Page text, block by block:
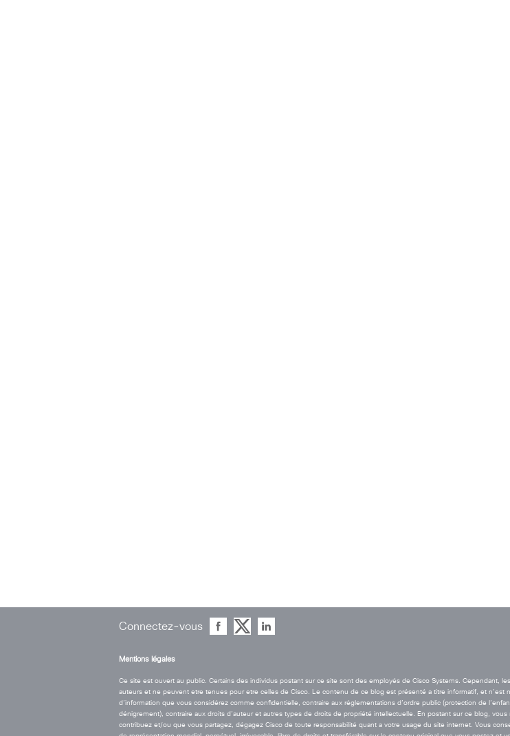
Connectez-vous
Mentions légales
Ce site est ouvert au public. Certains des individus postant sur ce site sont des employés de Cisco Systems. Cependant,
auteurs et ne peuvent etre tenues pour etre celles de Cisco. Le contenu de ce blog est présenté a titre informatif, et n’est
d’information que vous considérez comme confidentielle, contraire aux réglementations d’ordre public (protection de
dénigrement), contraire aux droits d’auteur et autres types de droits de propriété intellectuelle. En postant sur ce blog,
contribuez et/ou que vous partagez, dégagez Cisco de toute responsabilité quant a votre usage du site internet. Vous